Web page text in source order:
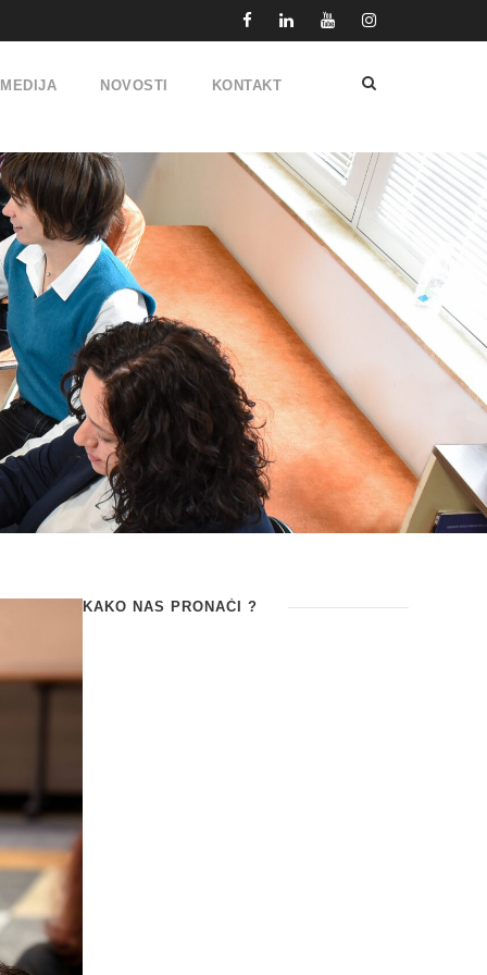
NOVOSTI KONTAKT
KAKO NAS PRONAĆI ?